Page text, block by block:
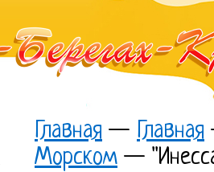
Главная — Главная
Морском —